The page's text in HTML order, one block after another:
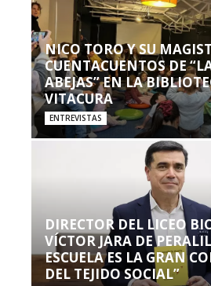
NICO TORO Y SU
CUENTACUENTOS DE
ABEJAS” EN LA
VITACURA
ENTREVISTAS
DIRECTOR DEL LICEO
VÍCTOR JARA DE
ESCUELA ES LA GRAN
DEL TEJIDO SOCIAL”